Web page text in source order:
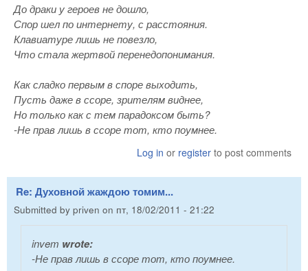
До драки у героев не дошло,
Спор шел по интернету, с расстояния.
Клавиатуре лишь не повезло,
Что стала жертвой перенедопонимания.
Как сладко первым в споре выходить,
Пусть даже в ссоре, зрителям виднее,
Но только как с тем парадоксом быть?
-Не прав лишь в ссоре тот, кто поумнее.
Log in or register to post comments
Re: Духовной жаждою томим...
Submitted by priven on пт, 18/02/2011 - 21:22
invem wrote:
-Не прав лишь в ссоре тот, кто поумнее.